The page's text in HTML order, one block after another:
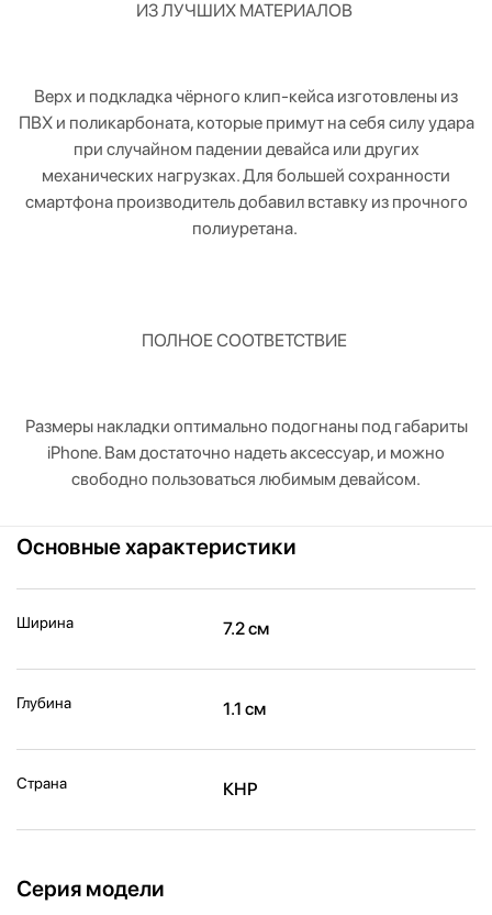
ИЗ ЛУЧШИХ МАТЕРИАЛОВ
Верх и подкладка чёрного клип-кейса изготовлены из
ПВХ и поликарбоната, которые примут на себя силу удара
при случайном падении девайса или других
механических нагрузках. Для большей сохранности
смартфона производитель добавил вставку из прочного
полиуретана.
ПОЛНОЕ СООТВЕТСТВИЕ
Размеры накладки оптимально подогнаны под габариты
iPhone. Вам достаточно надеть аксессуар, и можно
свободно пользоваться любимым девайсом.
Основные характеристики
Ширина 7.2 см
Глубина 1.1 см
Страна КНР
Серия модели